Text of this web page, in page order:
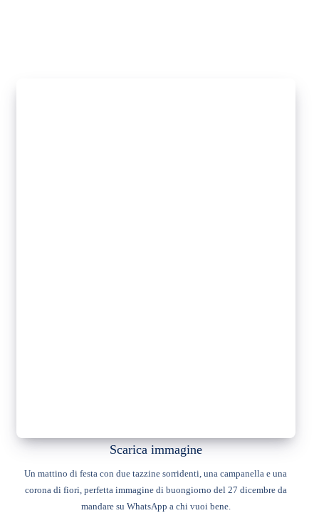
Scarica immagine
Un mattino di festa con due tazzine sorridenti, una campanella e una
corona di fiori, perfetta immagine di buongiorno del 27 dicembre da
mandare su WhatsApp a chi vuoi bene.